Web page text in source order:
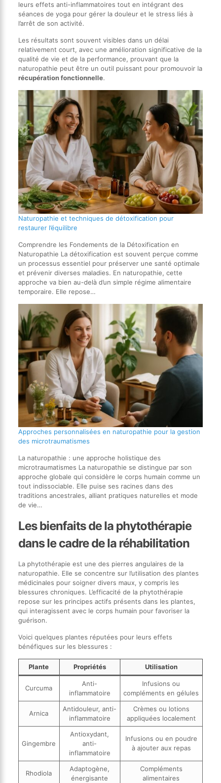
leurs effets anti-inflammatoires tout en intégrant des
séances de yoga pour gérer la douleur et le stress liés à
l’arrêt de son activité.
Les résultats sont souvent visibles dans un délai
relativement court, avec une amélioration significative de la
qualité de vie et de la performance, prouvant que la
naturopathie peut être un outil puissant pour promouvoir la
récupération fonctionnelle.
Naturopathie et techniques de détoxification pour
restaurer l’équilibre
Comprendre les Fondements de la Détoxification en
Naturopathie La détoxification est souvent perçue comme
un processus essentiel pour préserver une santé optimale
et prévenir diverses maladies. En naturopathie, cette
approche va bien au-delà d’un simple régime alimentaire
temporaire. Elle repose…
Approches personnalisées en naturopathie pour la gestion
des microtraumatismes
La naturopathie : une approche holistique des
microtraumatismes La naturopathie se distingue par son
approche globale qui considère le corps humain comme un
tout indissociable. Elle puise ses racines dans des
traditions ancestrales, alliant pratiques naturelles et mode
de vie…
Les bienfaits de la phytothérapie
dans le cadre de la réhabilitation
La phytothérapie est une des pierres angulaires de la
naturopathie. Elle se concentre sur l’utilisation des plantes
médicinales pour soigner divers maux, y compris les
blessures chroniques. L’efficacité de la phytothérapie
repose sur les principes actifs présents dans les plantes,
qui interagissent avec le corps humain pour favoriser la
guérison.
Voici quelques plantes réputées pour leurs effets
bénéfiques sur les blessures :
Plante Propriétés Utilisation
Curcuma
Anti-
inflammatoire
Infusions ou
compléments en gélules
Arnica
Antidouleur, anti-
inflammatoire
Crèmes ou lotions
appliquées localement
Gingembre
Antioxydant,
anti-
inflammatoire
Infusions ou en poudre
à ajouter aux repas
Rhodiola
Adaptogène,
énergisante
Compléments
alimentaires